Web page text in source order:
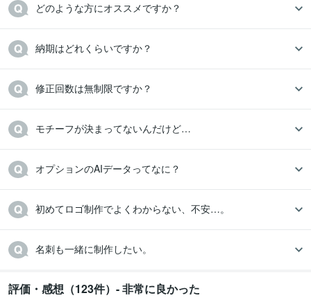
どのような方にオススメですか？
納期はどれくらいですか？
モチーフが決まってないんだけど…
オプションのAIデータってなに？
初めてロゴ制作でよくわからない、不安…。
名刺も一緒に制作したい。
評価・感想（123件）- 非常に良かった